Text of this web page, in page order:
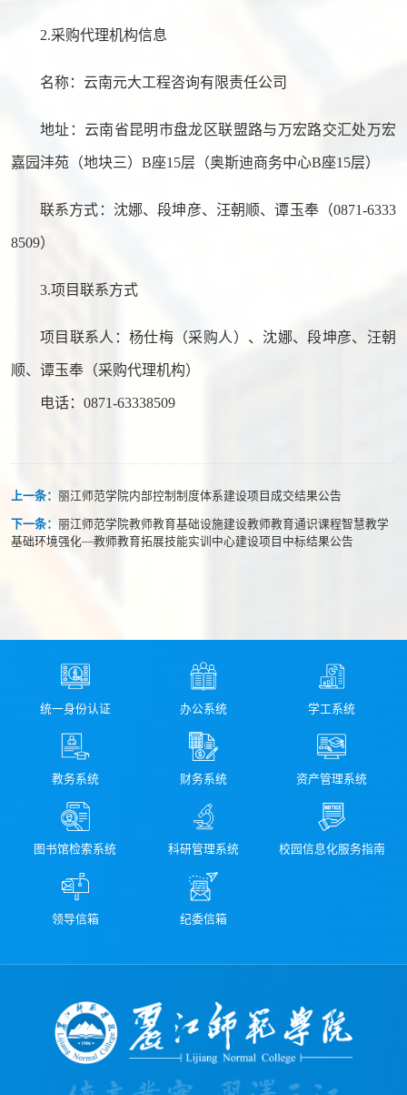
2.采购代理机构信息
名称：云南元大工程咨询有限责任公司
地址：云南省昆明市盘龙区联盟路与万宏路交汇处万宏
嘉园沣苑（地块三） B座15层（奥斯迪商务中心B座15层）
联系方式： 沈娜、段坤彦、汪朝顺、谭玉奉（0871-6333
8509）
3.项目联系方式
项目联系人：杨仕梅（采购人）、沈娜、段坤彦、汪朝
顺、谭玉奉（采购代理机构）
电话： 0871-63338509
上一条： 丽江师范学院内部控制制度体系建设项目成交结果公告
下一条： 丽江师范学院教师教育基础设施建设教师教育通识课程智慧教学
基础环境强化—教师教育拓展技能实训中心建设项目中标结果公告
统一身份认证 办公系统 学工系统
教务系统 财务系统 资产管理系统
图书馆检索系统 科研管理系统 校园信息化服务指南
领导信箱 纪委信箱